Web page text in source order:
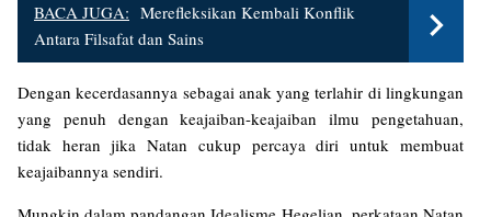
BACA JUGA: Merefleksikan Kembali Konflik
Antara Filsafat dan Sains
Dengan kecerdasannya sebagai anak yang terlahir di lingkungan
yang penuh dengan keajaiban-keajaiban ilmu pengetahuan,
tidak heran jika Natan cukup percaya diri untuk membuat
keajaibannya sendiri.